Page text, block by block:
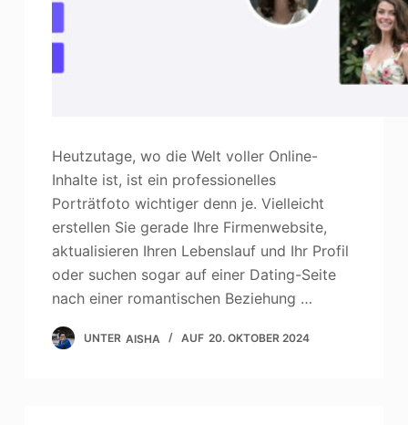
Heutzutage, wo die Welt voller Online-
Inhalte ist, ist ein professionelles
Porträtfoto wichtiger denn je. Vielleicht
erstellen Sie gerade Ihre Firmenwebsite,
aktualisieren Ihren Lebenslauf und Ihr Profil
oder suchen sogar auf einer Dating-Seite
nach einer romantischen Beziehung …
UNTER AISHA AUF 20. OKTOBER 2024